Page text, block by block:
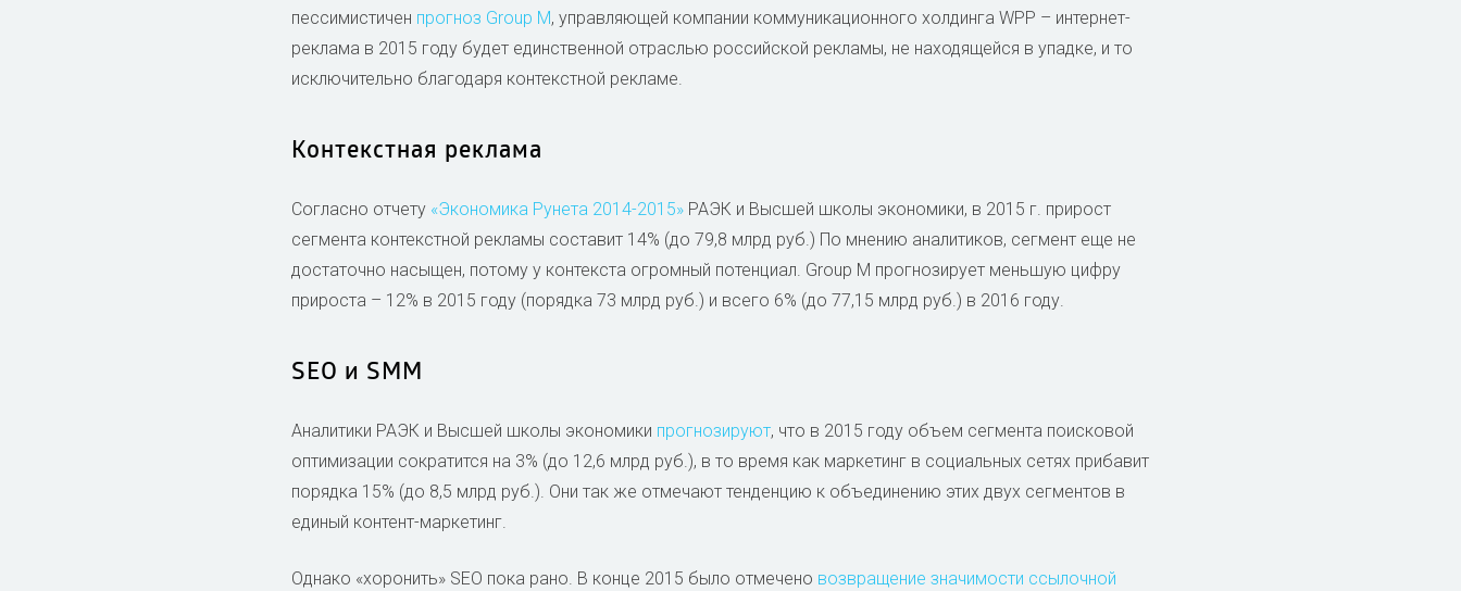
пессимистичен прогноз Group M, управляющей компании коммуникационного холдинга WPP – интернет-
реклама в 2015 году будет единственной отраслью российской рекламы, не находящейся в упадке, и то
исключительно благодаря контекстной рекламе.
Контекстная реклама
Согласно отчету «Экономика Рунета 2014-2015»РАЭК и Высшей школы экономики, в 2015 г. прирост
сегмента контекстной рекламы составит 14% (до 79,8 млрд руб.) По мнению аналитиков, сегмент еще не
достаточно насыщен, потому у контекста огромный потенциал. Group M прогнозирует меньшую цифру
прироста – 12% в 2015 году (порядка 73 млрд руб.) и всего 6% (до 77,15 млрд руб.) в 2016 году.
SEO и SMM
Аналитики РАЭК и Высшей школы экономики прогнозируют, что в 2015 году объем сегмента поисковой
оптимизации сократится на 3% (до 12,6 млрд руб.), в то время как маркетинг в социальных сетях прибавит
порядка 15% (до 8,5 млрд руб.). Они так же отмечают тенденцию к объединению этих двух сегментов в
единый контент-маркетинг.
Однако «хоронить» SEO пока рано. В конце 2015 было отмечено возвращение значимости ссылочной